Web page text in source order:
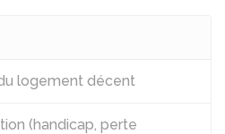
logement décent
(handicap, perte